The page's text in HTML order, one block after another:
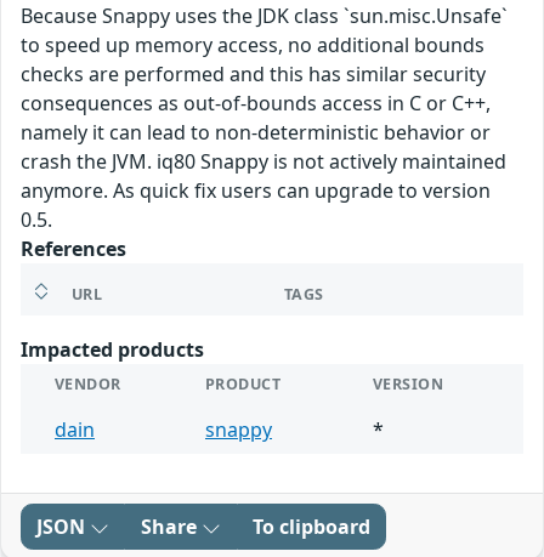
Because Snappy uses the JDK class `sun.misc.Unsafe`
to speed up memory access, no additional bounds
checks are performed and this has similar security
consequences as out-of-bounds access in C or C++,
namely it can lead to non-deterministic behavior or
crash the JVM. iq80 Snappy is not actively maintained
anymore. As quick fix users can upgrade to version
0.5.
References
URL TAGS
Impacted products
VENDOR PRODUCT VERSION
dain snappy *
JSON Share To clipboard